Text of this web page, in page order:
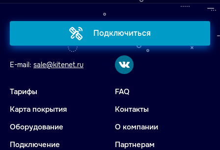
Подключиться
E-mail: sale@kitenet.ru
Тарифы
Карта покрытия
Оборудование
Подключение
FAQ
Контакты
О компании
Партнерам